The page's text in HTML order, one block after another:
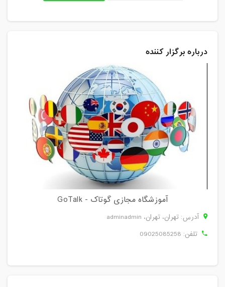
درباره برگزار کننده
آموزشگاه مجازی گوتاک - GoTalk
آدرس: تهران، تهران، adminadmin
تلفن: 09025085258